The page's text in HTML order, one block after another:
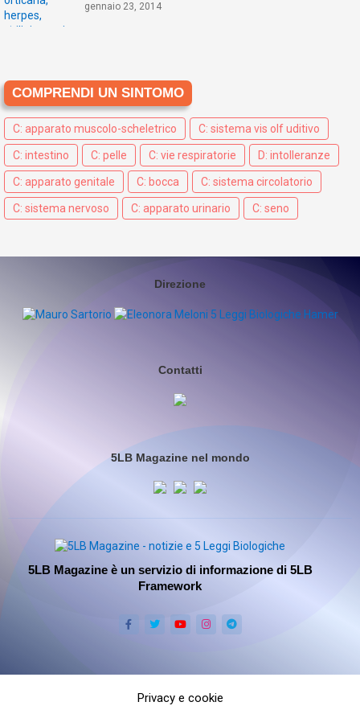
gennaio 23, 2014
COMPRENDI UN SINTOMO
C: apparato muscolo-scheletrico C: sistema vis olf uditivo
C: intestino C: pelle C: vie respiratorie D: intolleranze
C: apparato genitale C: bocca C: sistema circolatorio
C: sistema nervoso C: apparato urinario C: seno
Direzione
Contatti
5LB Magazine nel mondo
5LB Magazine è un servizio di informazione di 5LB
Framework
Privacy e cookie